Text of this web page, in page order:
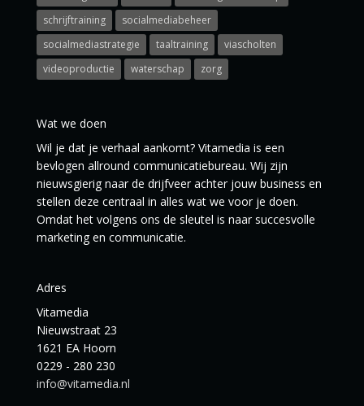
schrijftraining
socialmediabeheer
socialmediastrategie
taaltraining
viascholten
videoproductie
waterschap zorg
Wat we doen
Wil je dat je verhaal aankomt? Vitamedia is een
bevlogen allround communicatiebureau. Wij zijn
nieuwsgierig naar de drijfveer achter jouw business en
stellen deze centraal in alles wat we voor je doen.
Omdat het volgens ons de sleutel is naar succesvolle
marketing en communicatie.
Adres
Vitamedia
Nieuwstraat 23
1621 EA Hoorn
0229 - 280 230
info@vitamedia.nl